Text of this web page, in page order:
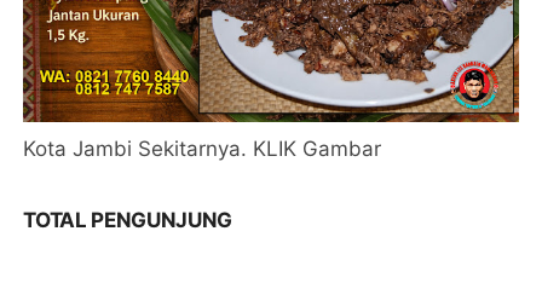
Kota Jambi Sekitarnya. KLIK Gambar
TOTAL PENGUNJUNG